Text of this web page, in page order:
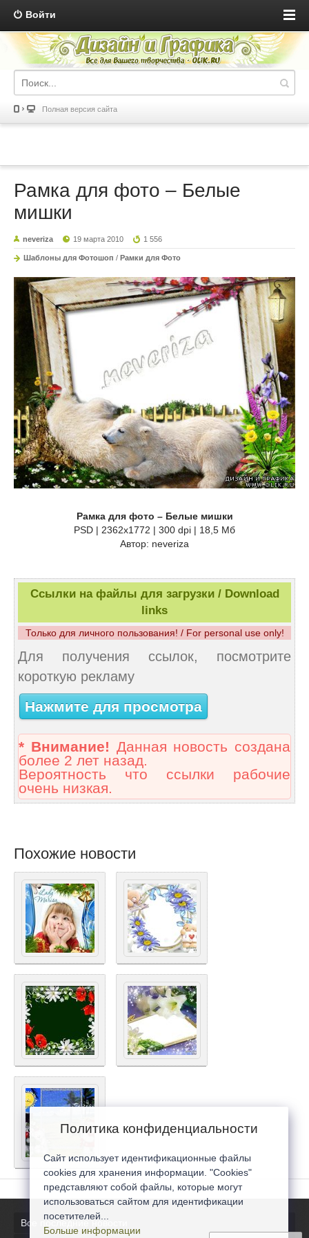
Войти
Полная версия сайта
Рамка для фото – Белые
мишки
neveriza 19 марта 2010 1 556
Шаблоны для Фотошоп / Рамки для Фото
Рамка для фото – Белые мишки
PSD | 2362х1772 | 300 dpi | 18,5 Мб
Автор: neveriza
Ссылки на файлы для загрузки / Download
links
Только для личного пользования! / For personal use only!
Для получения ссылок, посмотрите
короткую рекламу
Нажмите для просмотра
* Внимание! Данная новость создана
более 2 лет назад.
Вероятность что ссылки рабочие
очень низкая.
Похожие новости
Все последние новости
Политика конфиденциальности
Сайт использует идентификационные файлы
cookies для хранения информации. "Cookies"
представляют собой файлы, которые могут
использоваться сайтом для идентификации
посетителей...
Больше информации